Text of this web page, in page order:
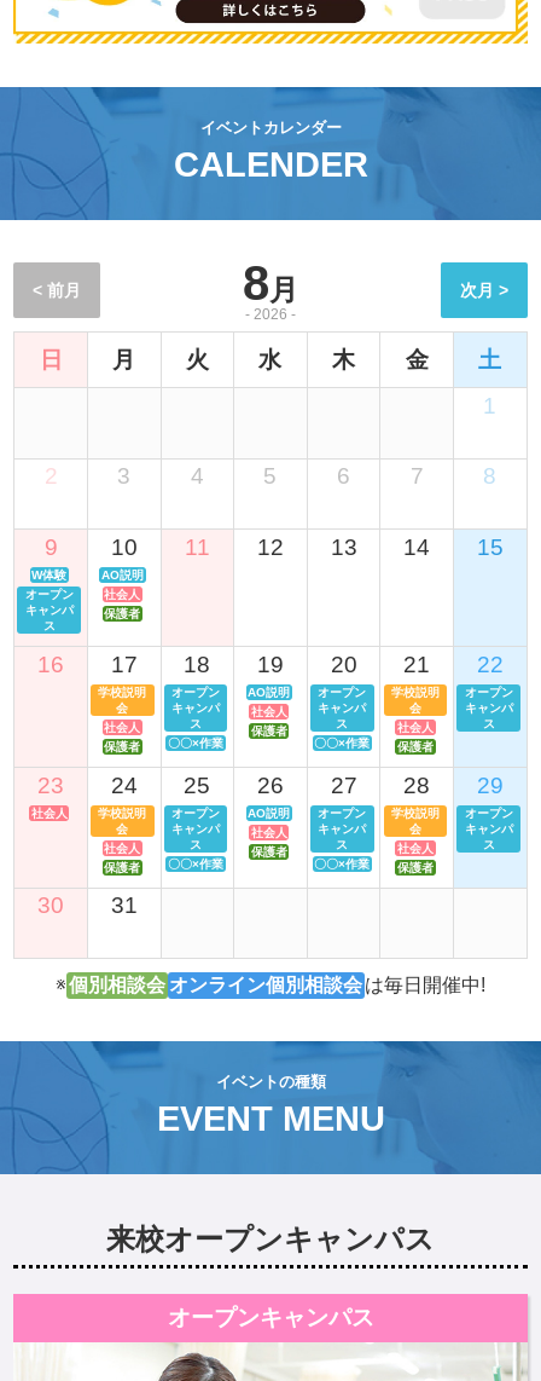
イベントカレンダー
CALENDER
8月
- 2026 -
日 月 火 水 木 金
土
1
2 3 4 5 6 7 8
9
W体験
オープン
キャンパ
ス
10
AO説明
社会人
保護者
11 12 13 14 15
16 17
学校説明
会
社会人
保護者
18
オープン
キャンパ
ス
〇〇×作業
19
AO説明
社会人
保護者
20
オープン
キャンパ
ス
〇〇×作業
21
学校説明
会
社会人
保護者
22
オープン
キャンパ
ス
23
社会人
24
学校説明
会
社会人
保護者
25
オープン
キャンパ
ス
〇〇×作業
26
AO説明
社会人
保護者
27
オープン
キャンパ
ス
〇〇×作業
28
学校説明
会
社会人
保護者
29
オープン
キャンパ
ス
30 31
※個別相談会 オンライン個別相談会は毎日開催中!
イベントの種類
EVENT MENU
来校オープンキャンパス
オープンキャンパス